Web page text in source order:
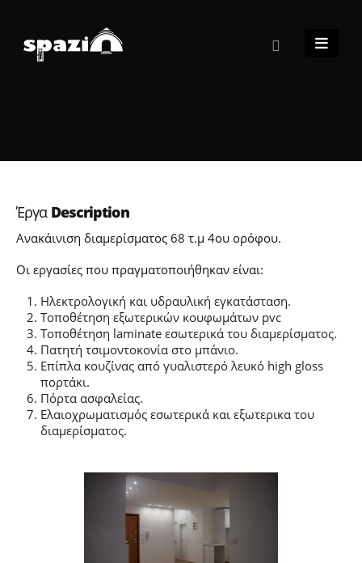
Έργα Description
Ανακάινιση διαμερίσματος 68 τ.μ 4ου ορόφου.
Οι εργασίες που πραγματοποιήθηκαν είναι:
Ηλεκτρολογική και υδραυλική εγκατάσταση.
Τοποθέτηση εξωτερικών κουφωμάτων pvc
Τοποθέτηση laminate εσωτερικά του διαμερίσματος.
Πατητή τσιμοντοκονία στο μπάνιο.
Επίπλα κουζίνας από γυαλιστερό λευκό high gloss
πορτάκι.
Πόρτα ασφαλείας.
Ελαιοχρωματισμός εσωτερικά και εξωτερικα του
διαμερίσματος.